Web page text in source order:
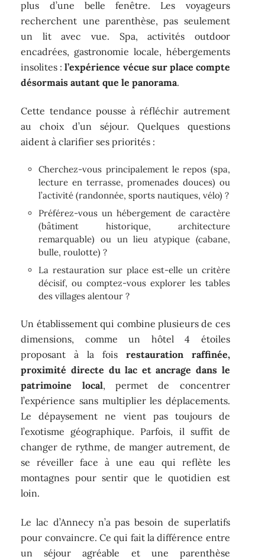
plus d’une belle fenêtre. Les voyageurs
recherchent une parenthèse, pas seulement
un lit avec vue. Spa, activités outdoor
encadrées, gastronomie locale, hébergements
insolites :l’expérience vécue sur place compte
désormais autant que le panorama.
Cette tendance pousse à réfléchir autrement
au choix d’un séjour. Quelques questions
aident à clarifier ses priorités :
Cherchez-vous principalement le repos (spa,
lecture en terrasse, promenades douces) ou
l’activité (randonnée, sports nautiques, vélo) ?
Préférez-vous un hébergement de caractère
(bâtiment historique, architecture
remarquable) ou un lieu atypique (cabane,
bulle, roulotte) ?
La restauration sur place est-elle un critère
décisif, ou comptez-vous explorer les tables
des villages alentour ?
Un établissement qui combine plusieurs de ces
dimensions, comme un hôtel 4 étoiles
proposant à la fois restauration raffinée,
proximité directe du lac et ancrage dans le
patrimoine local, permet de concentrer
l’expérience sans multiplier les déplacements.
Le dépaysement ne vient pas toujours de
l’exotisme géographique. Parfois, il suffit de
changer de rythme, de manger autrement, de
se réveiller face à une eau qui reflète les
montagnes pour sentir que le quotidien est
loin.
Le lac d’Annecy n’a pas besoin de superlatifs
pour convaincre. Ce qui fait la différence entre
un séjour agréable et une parenthèse